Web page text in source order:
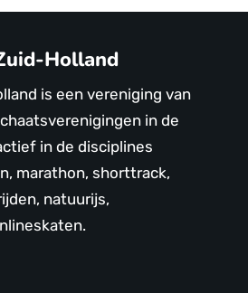
Holland
is een vereniging van
in de
in de disciplines
marathon, shorttrack,
natuurijs,